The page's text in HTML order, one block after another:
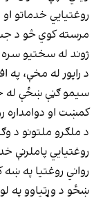
روغتیايي خدماتو
مرسته کوي څو د
ژوند له سختیو
د راپور له مخې، په
سیمو ګڼې ښځې له
کمښت او دوامداره
د ملګرو ملتونو د
روغتیايي پاملرنې
رواني روغتیا په
ښځو د وړتیاوو په